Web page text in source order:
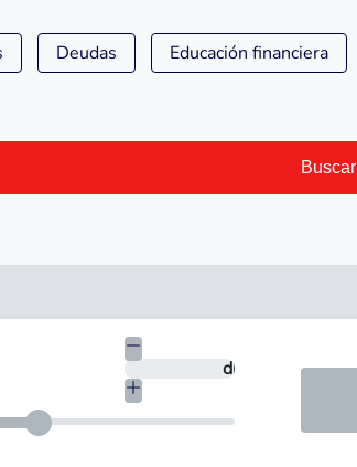
Deudas Educación financiera
Buscar
días quieres devolverlo?días